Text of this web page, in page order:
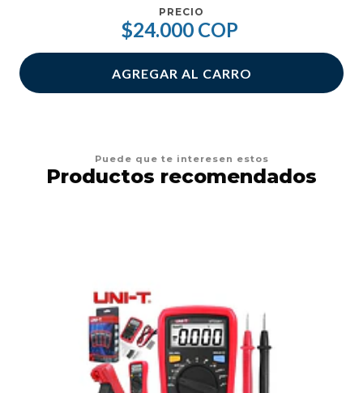
PRECIO
$24.000 COP
AGREGAR AL CARRO
Puede que te interesen estos
Productos recomendados